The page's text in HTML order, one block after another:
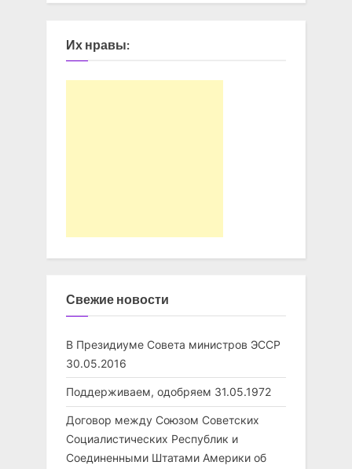
Их нравы:
Свежие новости
В Президиуме Совета министров ЭССР
30.05.2016
Поддерживаем, одобряем 31.05.1972
Договор между Союзом Советских
Социалистических Республик и
Соединенными Штатами Америки об